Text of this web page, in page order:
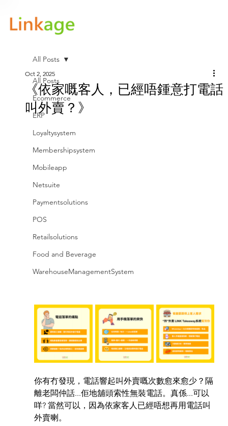
All Posts
Ecommerce
ERP
Loyaltysystem
Membershipsystem
Mobileapp
Netsuite
Paymentsolutions
POS
Retailsolutions
Food and Beverage
WarehouseManagementSystem
All Posts
《依家嘅客人，已經唔鍾意打電話
叫外賣？》
Oct 2, 2025
你有冇發現，電話響起叫外賣嘅次數愈來愈少？隔
離老闆仲話...佢地舖頭索性無裝電話。真係...可以
咩? 當然可以，因為依家客人已經唔想再用電話叫
外賣喇。